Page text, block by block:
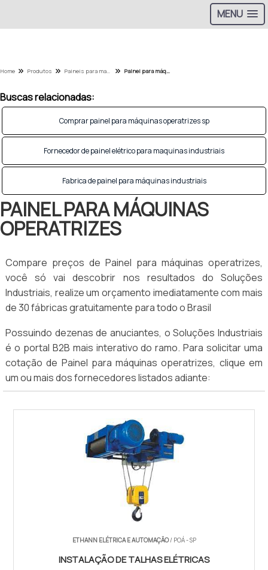
MENU
Home Produtos Paineis para maquinas operatrizes - Categoria Painel para máquinas operatrizes
Buscas relacionadas:
Comprar painel para máquinas operatrizes sp
Fornecedor de painel elétrico para maquinas industriais
Fabrica de painel para máquinas industriais
PAINEL PARA MÁQUINAS
OPERATRIZES
Compare preços de Painel para máquinas operatrizes,
você só vai descobrir nos resultados do Soluções
Industriais, realize um orçamento imediatamente com mais
de 30 fábricas gratuitamente para todo o Brasil
Possuindo dezenas de anuciantes, o Soluções Industriais
é o portal B2B mais interativo do ramo. Para solicitar uma
cotação de Painel para máquinas operatrizes, clique em
um ou mais dos fornecedores listados adiante:
ETHANN ELÉTRICA E AUTOMAÇÃO/ POÁ - SP
INSTALAÇÃO DE TALHAS ELÉTRICAS